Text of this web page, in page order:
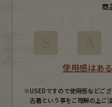
商
使用感はあ
※USEDですので使用感などご
古着という事をご理解の上ご